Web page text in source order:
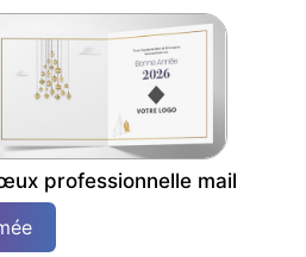
professionnelle mail